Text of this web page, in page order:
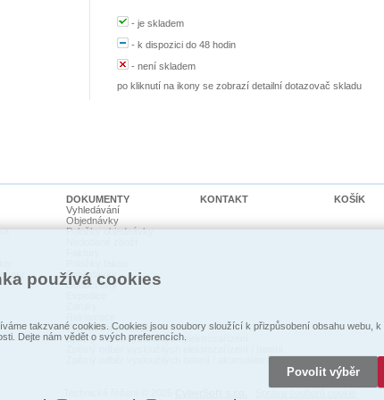
-je skladem
- k dispozici do 48 hodin
-není skladem
po kliknutí na ikony se zobrazí detailní dotazovač skladu
psi
DOKUMENTY
Vyhledávání
Objednávky
Položky objednávky
Pohledávky
Dodací listy
Prohlášení o shodě
Zpětný odběr vysloužilých elektrozaŕízení
Zpětný odběr vysloužilých baterií / akumulátorů
KONTAKT KOŠÍK
používá cookies
takzvané cookies. Cookies jsou soubory sloužící k přizpůsobení obsahu webu,
Dejte nám vědět o svých preferencích.
Povolit výběr